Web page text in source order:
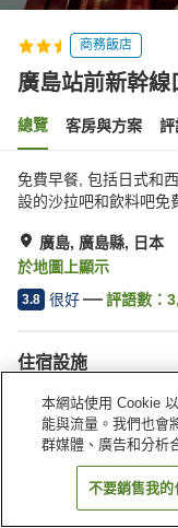
商務飯店
廣島站前新幹
總覽 客房與方案 評
免費早餐, 包括日式和
設的沙拉吧和飲料吧免
廣島, 廣島縣, 日本
於地圖上顯示
3.8 很好 評語數：
住宿設施
停車場
Spa／美容沙龍
本網站使用 Cookie
能與流量。我們也會
群媒體、廣告和分析
不要銷售我的